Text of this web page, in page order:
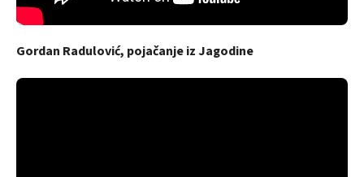
Gordan Radulović, pojačanje iz Jagodine